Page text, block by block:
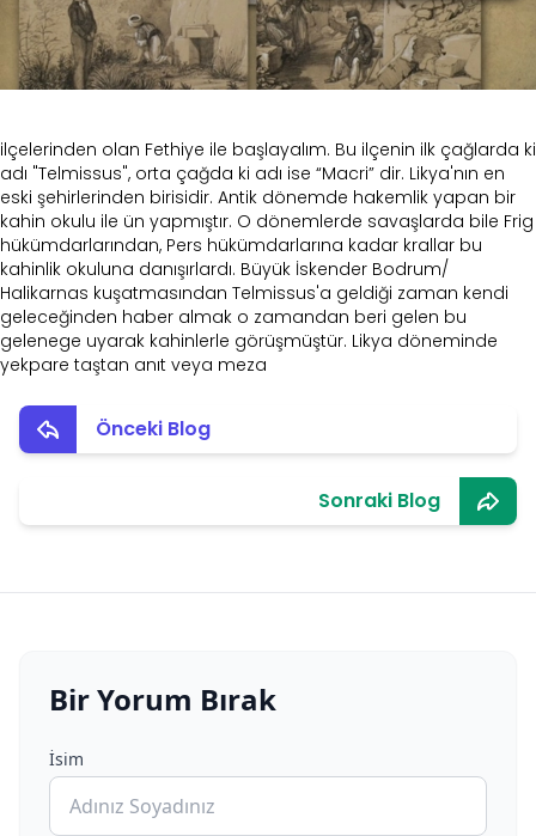
ilçelerinden olan Fethiye ile başlayalım. Bu ilçenin ilk çağlarda ki
adı "Telmissus", orta çağda ki adı ise “Macri” dir. Likya'nın en
eski şehirlerinden birisidir. Antik dönemde hakemlik yapan bir
kahin okulu ile ün yapmıştır. O dönemlerde savaşlarda bile Frig
hükümdarlarından, Pers hükümdarlarına kadar krallar bu
kahinlik okuluna danışırlardı. Büyük İskender Bodrum/
Halikarnas kuşatmasından Telmissus'a geldiği zaman kendi
geleceğinden haber almak o zamandan beri gelen bu
gelenege uyarak kahinlerle görüşmüştür. Likya döneminde
yekpare taştan anıt veya meza
Önceki Blog
Sonraki Blog
Bir Yorum Bırak
İsim